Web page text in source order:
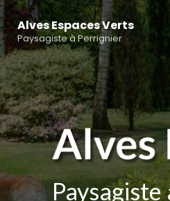
Aller
au
contenu
principal
Alves Espaces Verts
Paysagiste à Perrignier